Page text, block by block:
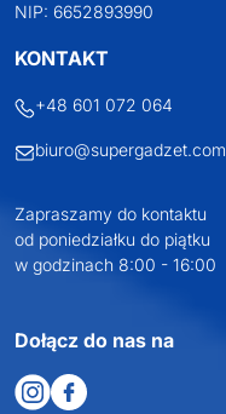
NIP: 6652893990
KONTAKT
+48 601 072 064
biuro@supergadzet.com
Zapraszamy do kontaktu
od poniedziałku do piątku
w godzinach 8:00 - 16:00
Dołącz do nas na